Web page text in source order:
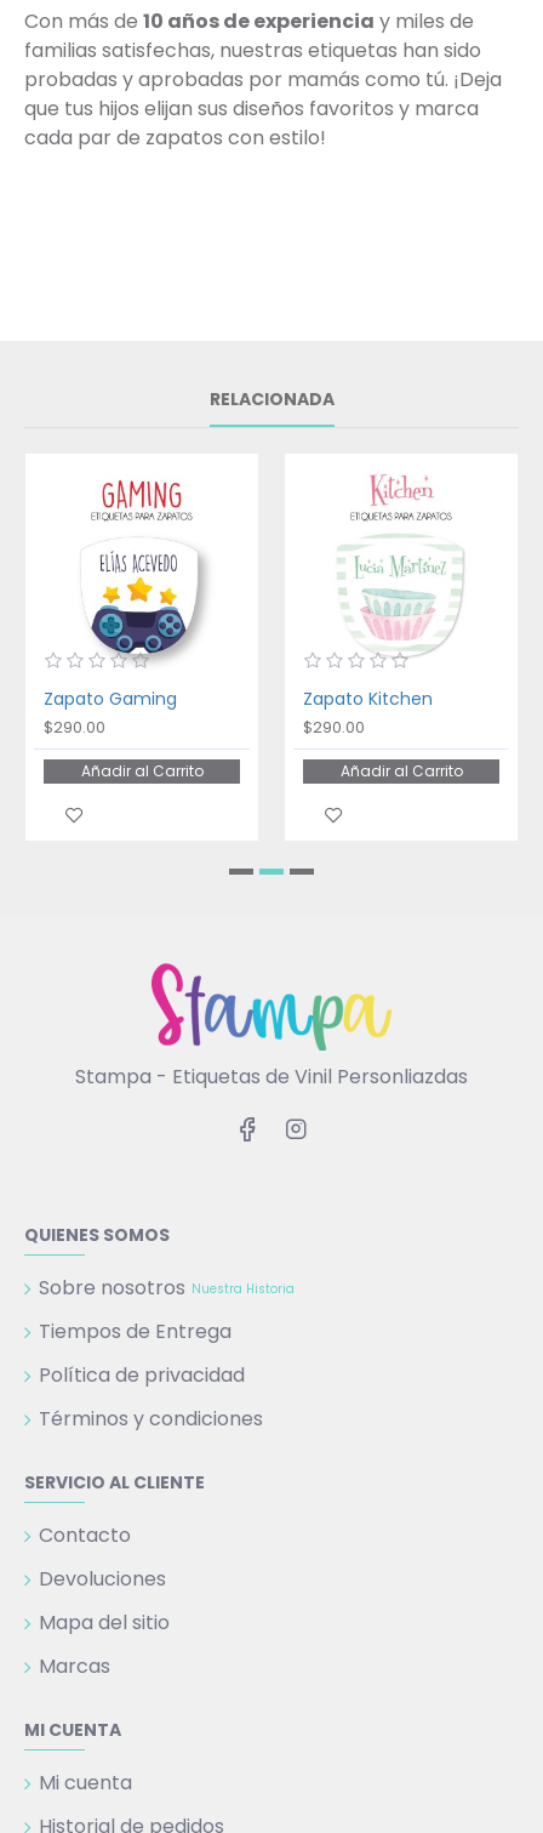
Con más de 10 años de experiencia y miles de
familias satisfechas, nuestras etiquetas han sido
probadas y aprobadas por mamás como tú. ¡Deja
que tus hijos elijan sus diseños favoritos y marca
cada par de zapatos con estilo!
RELACIONADA
Zapato Gaming
$290.00
Añadir al Carrito
Zapato Kitchen
$290.00
Añadir al Carrito
Stampa - Etiquetas de Vinil Personliazdas
QUIENES SOMOS
Sobre nosotros Nuestra Historia
Tiempos de Entrega
Política de privacidad
Términos y condiciones
SERVICIO AL CLIENTE
Contacto
Devoluciones
Mapa del sitio
Marcas
MI CUENTA
Mi cuenta
Historial de pedidos